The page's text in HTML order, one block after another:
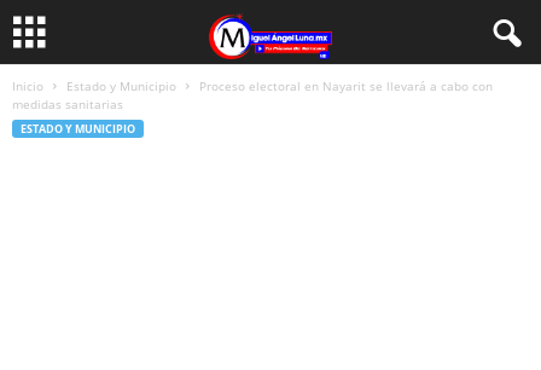
Inicio Estado y Municipio
Proceso electoral en Nayarit se llevará a cabo con
medidas sanitarias
ESTADO Y MUNICIPIO